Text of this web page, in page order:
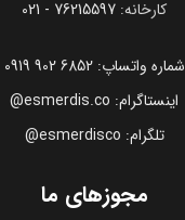
کارخانه: 76215597 - 021
شماره واتساپ: 6852 902 0919
اینستاگرام: esmerdis.co@
تلگرام: esmerdisco@
مجوزهای ما